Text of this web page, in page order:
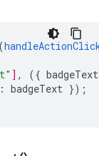
(
] , ({ badgeText
: badgeText });